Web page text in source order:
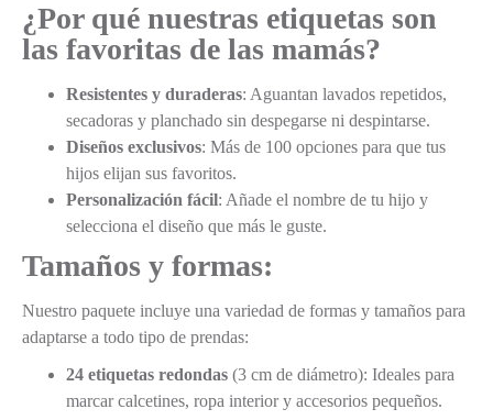
¿Por qué nuestras etiquetas son
las favoritas de las mamás?
Resistentes y duraderas: Aguantan lavados repetidos,
secadoras y planchado sin despegarse ni despintarse.
Diseños exclusivos: Más de 100 opciones para que tus
hijos elijan sus favoritos.
Personalización fácil: Añade el nombre de tu hijo y
selecciona el diseño que más le guste.
Tamaños y formas:
Nuestro paquete incluye una variedad de formas y tamaños para
adaptarse a todo tipo de prendas:
24 etiquetas redondas (3 cm de diámetro): Ideales para
marcar calcetines, ropa interior y accesorios pequeños.